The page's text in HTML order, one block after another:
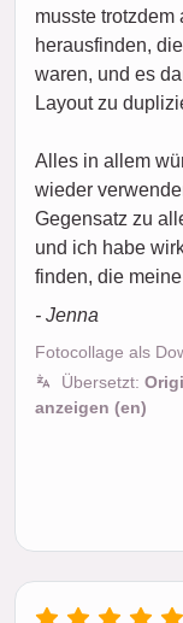
musste
herausfinden,
waren, und es
Layout zu
Alles in allem
wieder
Gegensatz zu
und ich habe
finden, die
- Jenna
Fotocollage als
Übersetzt:
anzeigen (en)